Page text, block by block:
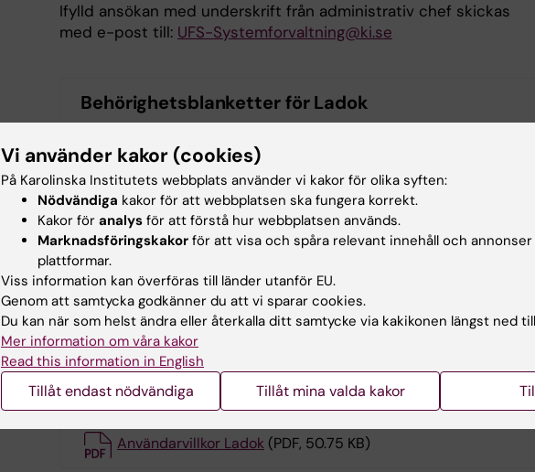
Ifylld ansökan med underskrift från administrativ chef skickas
med e-post till: UFS-Systemforvaltning@ki.se
Behörighetsblanketter för Ladok
Studieadministratör, grundnivå och avancerad nivå
Studieadministratör, forskarnivå (PDF, 175.52 KB)
Utökad behörighet för en administratör som även ska vara
till annan institution (PDF, 167.13 KB)
Utdata(PDF, 129.4 KB)
Byte av institution(PDF, 164.46 KB)
Användarvillkor Ladok (PDF, 50.75 KB)
Vi använder kakor (cookies)
På Karolinska Institutets webbplats använder vi kakor för olika syften:
Nödvändiga kakor för att webbplatsen ska fungera korrekt.
Kakor för analys för att förstå hur webbplatsen används.
Marknadsföringskakor för att visa och spåra relevant innehåll och
plattformar.
Viss information kan överföras till länder utanför EU.
Genom att samtycka godkänner du att vi sparar cookies.
Du kan när som helst ändra eller återkalla ditt samtycke via kakikonen längst ned
Mer information om våra kakor
Read this information in English
Tillåt endast nödvändiga Tillåt mina valda kakor